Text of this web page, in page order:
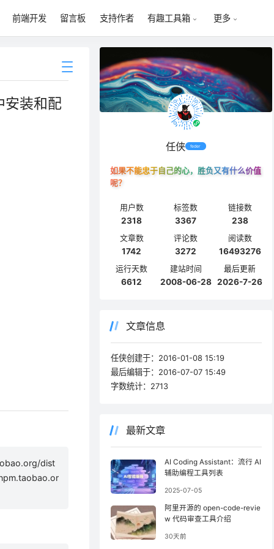
前端开发 留言板 支持作者 有趣工具箱 更多
装和配
dist
任侠 feder
如果不能忠于自己的心，胜负又有什么价值
呢？
用户数
2318
标签数
3367
链接数
238
文章数
1742
评论数
3272
阅读数
16493276
运行天数
6612
建站时间
2008-06-28
最后更新
2026-7-26
文章信息
任侠创建于： 2016-01-08 15:19
最后编辑于： 2016-07-07 15:49
字数统计： 2713
最新文章
AI Coding Assistant：流行 AI
辅助编程工具列表
2025-07-05
阿里开源的 open-code-revie
w 代码审查工具介绍
30天前